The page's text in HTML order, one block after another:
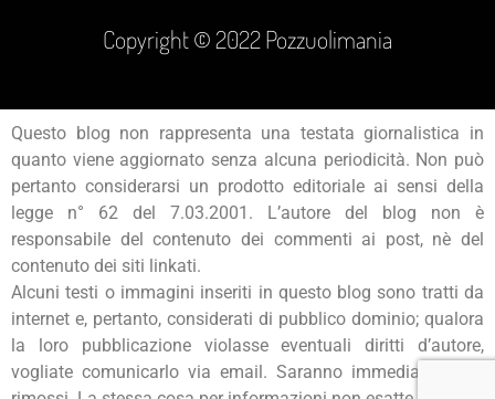
Copyright © 2022 Pozzuolimania
Questo blog non rappresenta una testata giornalistica in
quanto viene aggiornato senza alcuna periodicità. Non può
pertanto considerarsi un prodotto editoriale ai sensi della
legge n° 62 del 7.03.2001. L’autore del blog non è
responsabile del contenuto dei commenti ai post, nè del
contenuto dei siti linkati.
Alcuni testi o immagini inseriti in questo blog sono tratti da
internet e, pertanto, considerati di pubblico dominio; qualora
la loro pubblicazione violasse eventuali diritti d’autore,
vogliate comunicarlo via email. Saranno immediatamente